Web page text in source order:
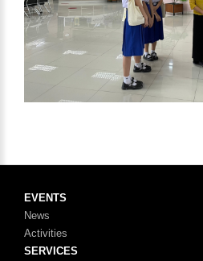
EVENTS
News
Activities
SERVICES